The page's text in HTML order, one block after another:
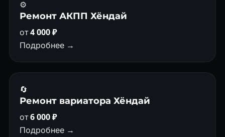
⚙️
Ремонт АКПП Хёндай
от4 000 ₽
Подробнее →
🔄
Ремонт вариатора Хёндай
от6 000 ₽
Подробнее →